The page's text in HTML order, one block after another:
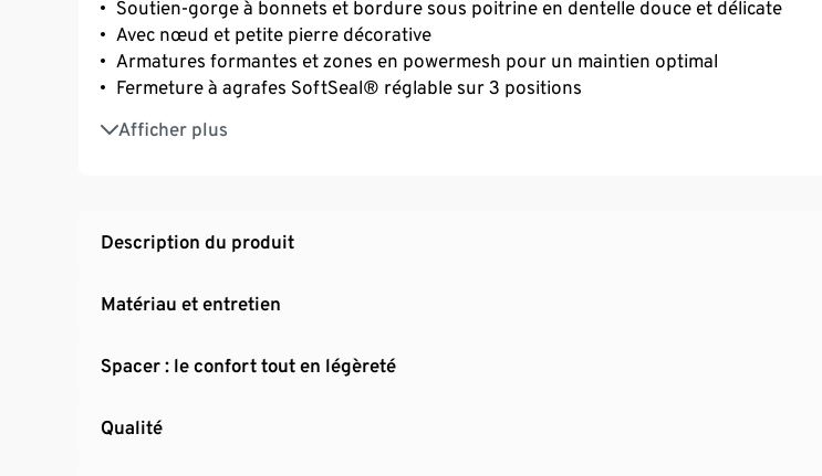
Soutien-gorge à bonnets et bordure sous poitrine en dentelle douce et délicate
Avec nœud et petite pierre décorative
Armatures formantes et zones en powermesh pour un maintien optimal
Fermeture à agrafes SoftSeal® réglable sur 3 positions
Afficher plus
Avec de l'élasthanne de marque de haute qualité pour une longue durée de vie et une
grande résistance au lavage
Description du produit
Matériau et entretien
Spacer : le confort tout en légèreté
Qualité